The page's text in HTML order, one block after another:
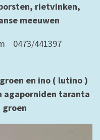
rietvinken,
meeuwen
0473/441397
en ino ( lutino )
agaporniden taranta
groen